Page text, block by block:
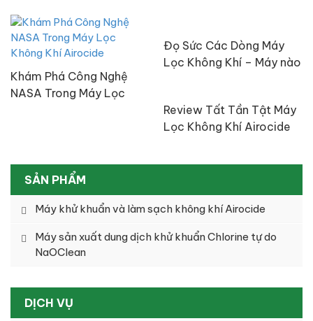
Khám Phá Công Nghệ
NASA Trong Máy Lọc
Đọ Sức Các Dòng Máy
Lọc Không Khí – Máy nào
Review Tất Tần Tật Máy
Lọc Không Khí Airocide
SẢN PHẨM
Máy khử khuẩn và làm sạch không khí Airocide
Máy sản xuất dung dịch khử khuẩn Chlorine tự do
NaOClean
DỊCH VỤ